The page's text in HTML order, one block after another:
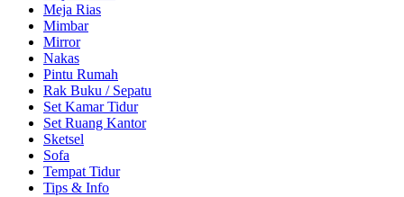
Meja Rias
Mimbar
Mirror
Nakas
Pintu Rumah
Rak Buku / Sepatu
Set Kamar Tidur
Set Ruang Kantor
Sketsel
Sofa
Tempat Tidur
Tips & Info